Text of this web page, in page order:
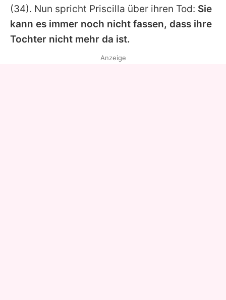
(34). Nun spricht Priscilla über ihren Tod: Sie
kann es immer noch nicht fassen, dass ihre
Tochter nicht mehr da ist.
Anzeige